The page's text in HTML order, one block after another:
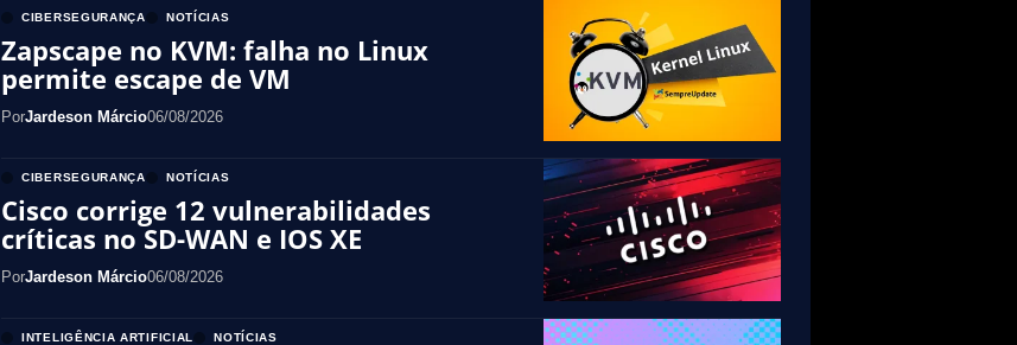
CIBERSEGURANÇA NOTÍCIAS
Zapscape no KVM: falha no Linux
permite escape de VM
PorJardeson Márcio06/08/2026
CIBERSEGURANÇA NOTÍCIAS
Cisco corrige 12 vulnerabilidades
críticas no SD-WAN e IOS XE
PorJardeson Márcio06/08/2026
INTELIGÊNCIA ARTIFICIAL NOTÍCIAS